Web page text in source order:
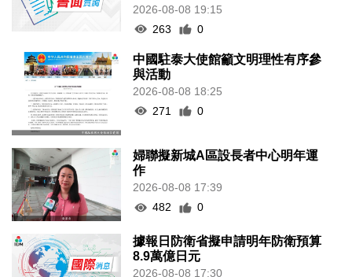
2026-08-08 19:15
263
0
中國駐泰大使館籲文明理性有序參
與活動
2026-08-08 18:25
271
0
婦聯擬新城A區設長者中心明年運
作
2026-08-08 17:39
482
0
據報日防衛省擬申請明年防衛預算
8.9萬億日元
2026-08-08 17:30